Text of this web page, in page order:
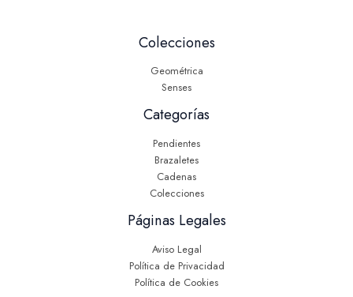
Colecciones
Geométrica
Senses
Categorías
Pendientes
Brazaletes
Cadenas
Colecciones
Páginas Legales
Aviso Legal
Política de Privacidad
Política de Cookies